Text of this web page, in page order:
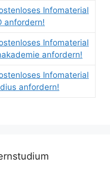
Infomaterial
anfordern!
Infomaterial
anfordern!
Infomaterial
anfordern!